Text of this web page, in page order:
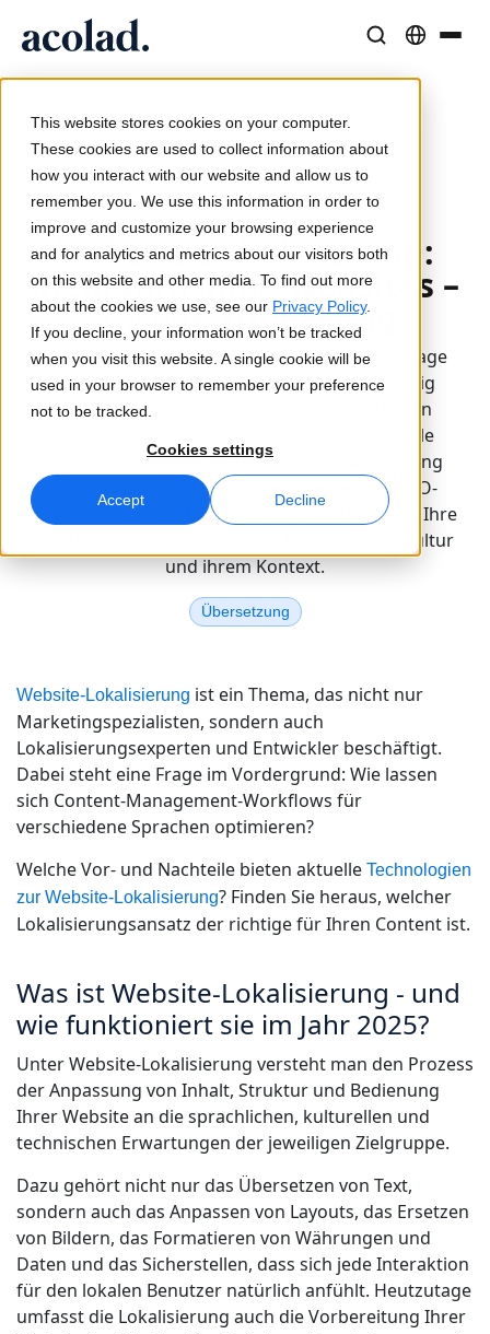
This website stores cookies on your computer.
These cookies are used to collect information about
how you interact with our website and allow us to
remember you. We use this information in order to
improve and customize your browsing experience
and for analytics and metrics about our visitors both
on this website and other media. To find out more
about the cookies we use, see our Privacy Policy.
If you decline, your information won’t be tracked
when you visit this website. A single cookie will be
used in your browser to remember your preference
not to be tracked.
Cookies settings
Accept Decline
Übersetzung
KI-Geschwindigkeit, menschliche Präzision
Dolmetschen
Nahtlose Kommunikation überall
Medien und Unterhaltung
Bringen Sie Geschichten auf jeden Bildschirm
Beratung und Outsourcing
Weltweit erreichen und konvertieren
Datendienste
Verbessern Sie KI mit vertrauenswürdigen Daten
Alle Lösungen
Branchenlösungen
Fertigungsindustrie
Finanzwesen
Recht
Öffentliche Institutionen
Verteidigung & Sicherheit
Alle Branchen
Lia Translate
Sofortige, markenkonsistente Übersetzungen
Lia Live
Dolmetschen neu definiert
Übersetzungs-APIs und Konnektoren
Nahtlose Integration in Ihre Workflows
KI-Dolmetschen
AI-gestützte Qualitätsprüfungen
KI-Datenservices
Verbessern Sie Ihre AI mit hochwertigen Daten
Lernen Sie Lia kennen
Schnelle, intelligente und skalierbare AI-Übersetzung
Erfolgsgeschichten
Reale Ergebnisse bei unseren Kunden
Artikel
Experteneinschätzungen zu globalen Inhalten
E-Books
Detaillierte Leitfäden und Strategien
Webinare auf Abruf
KI-gestützte Übersetzung für globale Marken
meistern
Tipps, wie Sie Effizienz, Skalierung und Qualität steigern
Über Acolad
Nachhaltigkeit
Partner
Neuigkeiten
Veranstaltungen
Gestalten Sie Ihre Zukunft mit uns
Freelance-Möglichkeiten
Werden Sie Teil unseres globalen Netzwerks
Lokalisierung: Mehrsprachige Websites – 3 Wege
zum Erfolg
Aktualisiert 2025-07-22
Website-Lokalisierung:
Mehrsprachige Websites –
3 Wege zum Erfolg
Die Lokalisierung von Websites ist die Grundlage
für den globalen digitalen Erfolg. Unabhängig
davon, ob Sie eine eCommerce-Plattform, ein
Unternehmensportal oder eine institutionelle
Website verwalten, verbessert die Lokalisierung
Ihrer Inhalte die Sichtbarkeit, steigert die SEO-
Leistung und schafft ein nahtloses Erlebnis für Ihre
internationalen Besucher - in ihrer Sprache, Kultur
und ihrem Kontext.
Übersetzung
Website-Lokalisierung ist ein Thema, das nicht nur
Marketingspezialisten, sondern auch
Lokalisierungsexperten und Entwickler beschäftigt.
Dabei steht eine Frage im Vordergrund: Wie lassen
sich Content-Management-Workflows für
verschiedene Sprachen optimieren?
Welche Vor- und Nachteile bieten aktuelle Technologien
zur Website-Lokalisierung? Finden Sie heraus, welcher
Lokalisierungsansatz der richtige für Ihren Content ist.
Was ist Website-Lokalisierung - und
wie funktioniert sie im Jahr 2025?
Unter Website-Lokalisierung versteht man den Prozess
der Anpassung von Inhalt, Struktur und Bedienung
Ihrer Website an die sprachlichen, kulturellen und
technischen Erwartungen der jeweiligen Zielgruppe.
Dazu gehört nicht nur das Übersetzen von Text,
sondern auch das Anpassen von Layouts, das Ersetzen
von Bildern, das Formatieren von Währungen und
Daten und das Sicherstellen, dass sich jede Interaktion
für den lokalen Benutzer natürlich anfühlt. Heutzutage
umfasst die Lokalisierung auch die Vorbereitung Ihrer